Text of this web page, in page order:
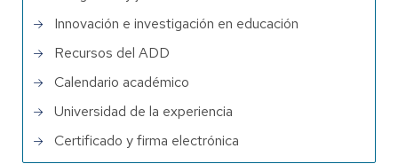
Innovación e investigación en educación
Recursos del ADD
Calendario académico
Universidad de la experiencia
Certificado y firma electrónica